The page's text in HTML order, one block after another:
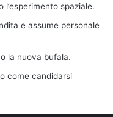
spaziale.
e assume personale
la nuova bufala.
come candidarsi